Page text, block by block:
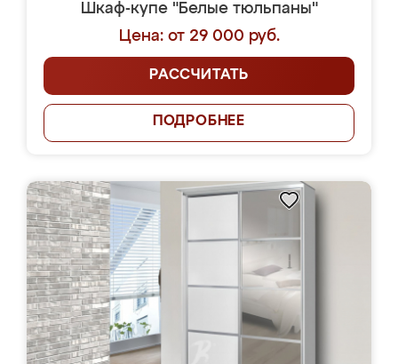
Шкаф-купе "Белые тюльпаны"
Цена: от 29 000 руб.
РАССЧИТАТЬ
ПОДРОБНЕЕ